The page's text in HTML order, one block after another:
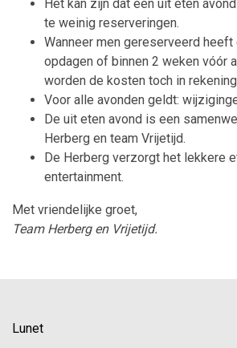
Het kan zijn dat een uit eten
te weinig reserveringen.
Wanneer men gereserveerd
opdagen of binnen 2 weken vóór
worden de kosten toch in
Voor alle avonden geldt:
De uit eten avond is een
Herberg en team Vrijetijd.
De Herberg verzorgt het lekkere
entertainment.
Met vriendelijke groet,
Team Herberg en Vrijetijd.
Lunet